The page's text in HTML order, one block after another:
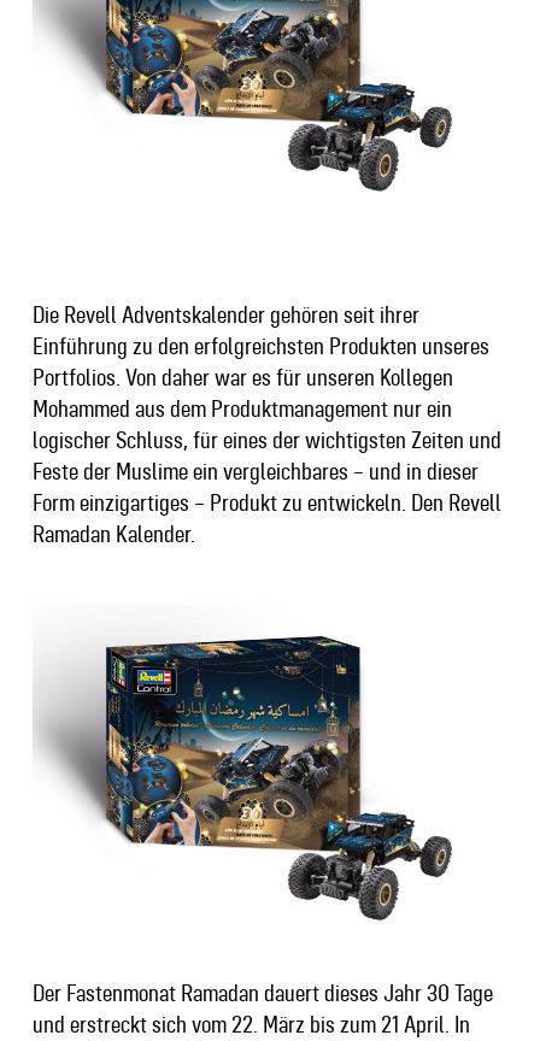
Die Revell Adventskalender gehören seit ihrer
Einführung zu den erfolgreichsten Produkten unseres
Portfolios. Von daher war es für unseren Kollegen
Mohammed aus dem Produktmanagement nur ein
logischer Schluss, für eines der wichtigsten Zeiten und
Feste der Muslime ein vergleichbares – und in dieser
Form einzigartiges – Produkt zu entwickeln. Den Revell
Ramadan Kalender.
Der Fastenmonat Ramadan dauert dieses Jahr 30 Tage
und erstreckt sich vom 22. März bis zum 21 April. In